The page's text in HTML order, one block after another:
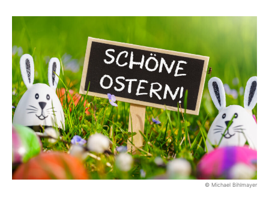
© Michael Bihlmayer